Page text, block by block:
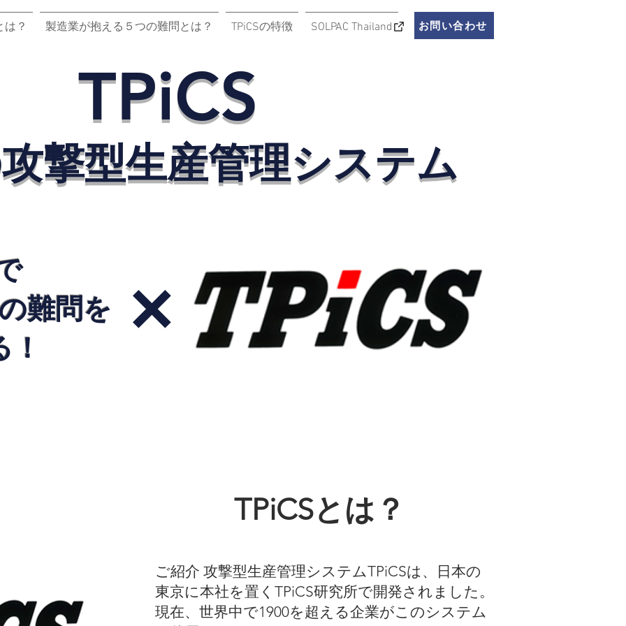
は？ 製造業が抱える５つの難問とは？ TPiCSの特徴 SOLPAC Thailand お問い合わせ
TPiCS
撃型生産管理システム
難問を
✕
TPiCSとは？
ご紹介 攻撃型生産管理システムTPiCSは、日本の
東京に本社を置くTPiCS研究所で開発されました。
現在、世界中で1900を超える企業がこのシステム